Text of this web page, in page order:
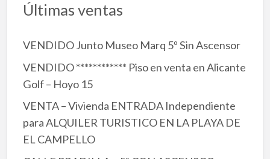
Últimas ventas
VENDIDO Junto Museo Marq 5º Sin Ascensor
VENDIDO ************ Piso en venta en Alicante
Golf – Hoyo 15
VENTA – Vivienda ENTRADA Independiente
para ALQUILER TURISTICO EN LA PLAYA DE
EL CAMPELLO